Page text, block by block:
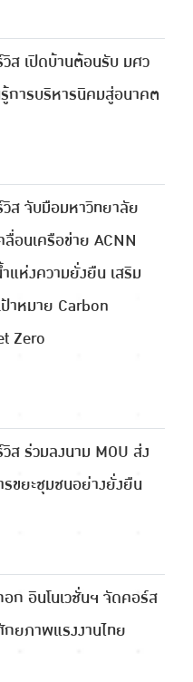
ส เปิดบ้านต้อนรับ มศว
การบริหารนิคมสู่อนาคต
ส จับมือมหาวิทยาลัย
อนเครือข่าย ACNN
แห่งความยั่งยืน เสริม
าหมาย Carbon
Zero
ส ร่วมลงนาม MOU ส่ง
รขยะชุมชนอย่างยั่งยืน
ก อินโนเวชั่นฯ จัดคอร์ส
ยภาพแรงงานไทย